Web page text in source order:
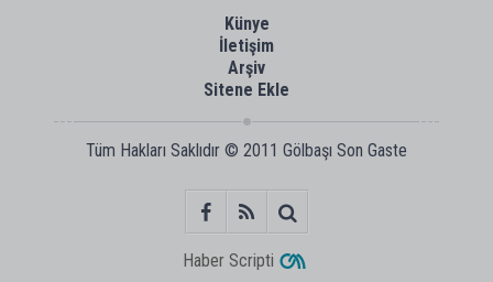
Künye
İletişim
Arşiv
Sitene Ekle
Tüm Hakları Saklıdır © 2011 Gölbaşı Son Gaste
Haber Scripti